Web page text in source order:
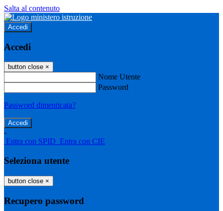
Salta al contenuto
Accedi
Accedi
button close ×
Nome Utente
Password
Password dimenticata?
-
Entra con SPID Entra con CIE
Seleziona utente
button close ×
Recupero password